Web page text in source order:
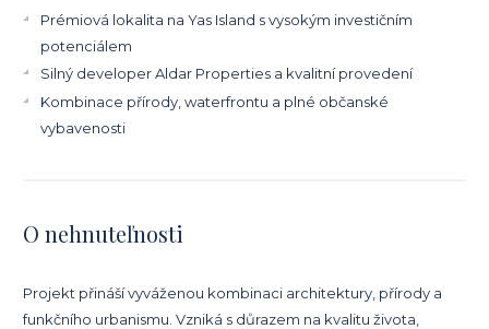
Prémiová lokalita na Yas Island s vysokým investičním
potenciálem
Silný developer Aldar Properties a kvalitní provedení
Kombinace přírody, waterfrontu a plné občanské
vybavenosti
O nehnuteľnosti
Projekt přináší vyváženou kombinaci architektury, přírody a
funkčního urbanismu. Vzniká s důrazem na kvalitu života,